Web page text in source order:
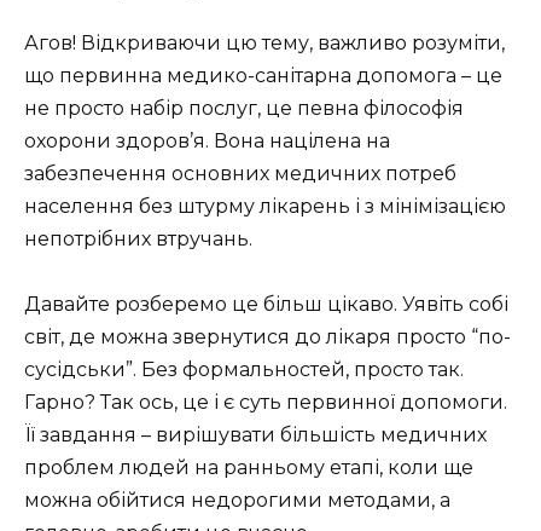
Агов! Відкриваючи цю тему, важливо розуміти,
що первинна медико-санітарна допомога – це
не просто набір послуг, це певна філософія
охорони здоров’я. Вона націлена на
забезпечення основних медичних потреб
населення без штурму лікарень і з мінімізацією
непотрібних втручань.
Давайте розберемо це більш цікаво. Уявіть собі
світ, де можна звернутися до лікаря просто “по-
сусідськи”. Без формальностей, просто так.
Гарно? Так ось, це і є суть первинної допомоги.
Її завдання – вирішувати більшість медичних
проблем людей на ранньому етапі, коли ще
можна обійтися недорогими методами, а